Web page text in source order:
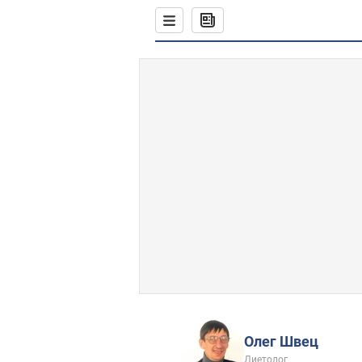
Олег Швец
Диетолог